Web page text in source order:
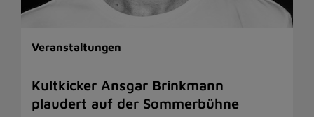
Veranstaltungen
Kultkicker Ansgar Brinkmann
plaudert auf der Sommerbühne